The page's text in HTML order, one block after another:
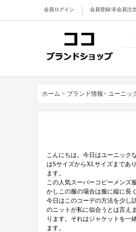
会員ログイン 会員登録/非会員注
ホーム > ブランド情報> ユーニッ
こんにちは。今日はユーニック
はSサイズからXLサイズまであ
ます。
この人気スーパーコピーメンズ
かしこの服の場合は服に縦に長
今日はこのコーデの方法を少し
のニットが私に似合うとは言え
ります。それはジャケットを一
ます。